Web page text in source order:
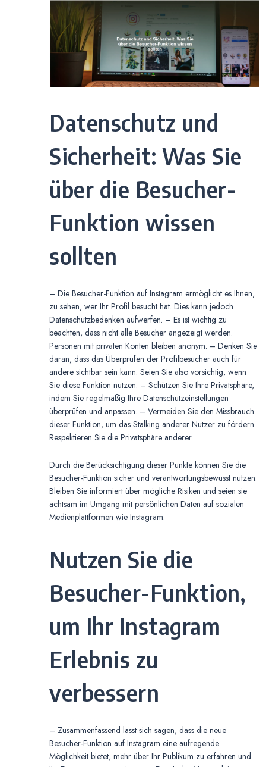
Datenschutz und
Sicherheit: Was Sie
über die Besucher-
Funktion wissen
sollten
– Die Besucher-Funktion auf Instagram ermöglicht es Ihnen,
zu sehen, wer Ihr Profil besucht hat. Dies kann jedoch
Datenschutzbedenken aufwerfen. – Es ist wichtig zu
beachten, dass nicht alle Besucher angezeigt werden.
Personen mit privaten Konten bleiben anonym. – Denken Sie
daran, dass das Überprüfen der Profilbesucher auch für
andere sichtbar sein kann. Seien Sie also vorsichtig, wenn
Sie diese Funktion nutzen. – Schützen Sie Ihre Privatsphäre,
indem Sie regelmäßig Ihre Datenschutzeinstellungen
überprüfen und anpassen. – Vermeiden Sie den Missbrauch
dieser Funktion, um das Stalking anderer Nutzer zu fördern.
Respektieren Sie die Privatsphäre anderer.
Durch die Berücksichtigung dieser Punkte können Sie die
Besucher-Funktion sicher und verantwortungsbewusst nutzen.
Bleiben Sie informiert über mögliche Risiken und seien sie
achtsam im Umgang mit persönlichen Daten auf sozialen
Medienplattformen wie Instagram.
Nutzen Sie die
Besucher-Funktion,
um Ihr Instagram
Erlebnis zu
verbessern
– Zusammenfassend lässt sich sagen, dass die neue
Besucher-Funktion auf Instagram eine aufregende
Möglichkeit bietet, mehr über Ihr Publikum zu erfahren und